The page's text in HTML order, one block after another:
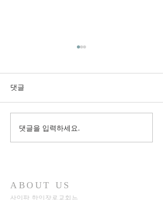
댓글
댓글을 입력하세요.
ABOUT US